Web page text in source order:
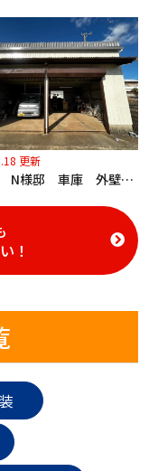
更新
安城市 N様邸 車庫 外壁、屋根塗装工事
！